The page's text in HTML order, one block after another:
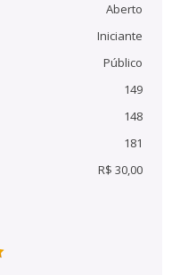
Aberto
Iniciante
Público
149
148
181
R$ 30,00